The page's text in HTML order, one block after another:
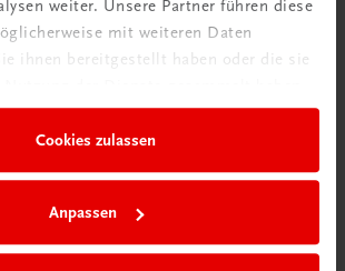
weiter. Unsere Partner führen diese
mit weiteren Daten
ihnen bereitgestellt haben oder die sie
Cookies zulassen
Anpassen
vegan geschulte Köchinnen und Köche